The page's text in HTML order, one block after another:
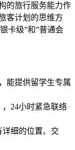
的旅行服务能力作
客计划的思维方
卡级”和”普通会
能提供留学生专属
24小时紧急联络
细的位置、交